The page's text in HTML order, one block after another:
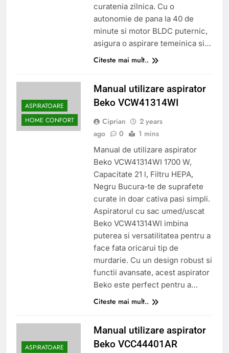
curatenia zilnica. Cu o
autonomie de pana la 40 de
minute si motor BLDC puternic,
asigura o aspirare temeinica si…
Citeste mai mult..
ASPIRATOARE
HOME CONFORT
Manual utilizare aspirator
Beko VCW41314WI
Ciprian
2 years
ago
0 1 mins
Manual de utilizare aspirator
Beko VCW41314WI 1700 W,
Capacitate 21 l, Filtru HEPA,
Negru Bucura-te de suprafete
curate in doar cativa pasi simpli.
Aspiratorul cu sac umed/uscat
Beko VCW41314WI imbina
puterea si versatilitatea pentru a
face fata oricarui tip de
murdarie. Cu un design robust si
functii avansate, acest aspirator
Beko este perfect pentru a…
Citeste mai mult..
ASPIRATOARE
Manual utilizare aspirator
Beko VCC44401AR